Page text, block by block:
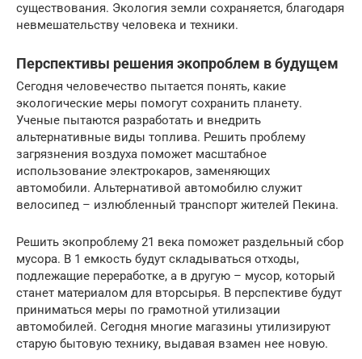
существования. Экология земли сохраняется, благодаря
невмешательству человека и техники.
Перспективы решения экопроблем в будущем
Сегодня человечество пытается понять, какие
экологические меры помогут сохранить планету.
Ученые пытаются разработать и внедрить
альтернативные виды топлива. Решить проблему
загрязнения воздуха поможет масштабное
использование электрокаров, заменяющих
автомобили. Альтернативой автомобилю служит
велосипед – излюбленный транспорт жителей Пекина.
Решить экопроблему 21 века поможет раздельный сбор
мусора. В 1 емкость будут складываться отходы,
подлежащие переработке, а в другую – мусор, который
станет материалом для вторсырья. В перспективе будут
приниматься меры по грамотной утилизации
автомобилей. Сегодня многие магазины утилизируют
старую бытовую технику, выдавая взамен нее новую.